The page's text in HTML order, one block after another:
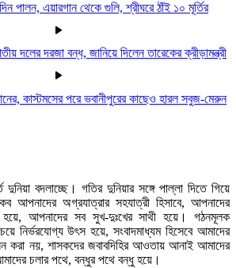
পালন, এয়ারগান থেকে গুলি, শ্রীঘরে ঠাঁই ১০ মূর্তির
দলের দরজা বন্ধ, জানিয়ে দিলেন তারেকের ক্রীড়ামন্ত্রী
কাস্টমসের পরে ভবানীপুরের কাছেও হারল সবুজ-মেরুন
বদলাচ্ছে। গতির দুনিয়ার সঙ্গে পাল্লা দিতে গিয়ে
আপনাদের অগ্রযাত্রার সহযাত্রী হিসাবে, আপনাদের
হয়ে, আপনাদের সব সুখ-দুঃখের সাথী হয়ে। গঠনমূলক
নির্ভরযোগ্য উ‍ৎস হয়ে, সংবাদমাধ্যম হিসেবে আমাদের
করা নয়, শাসকদের জবাবদিহির আওতায় আনাই আমাদের
চলার পথে, বন্ধুর পথে বন্ধু হয়ে।